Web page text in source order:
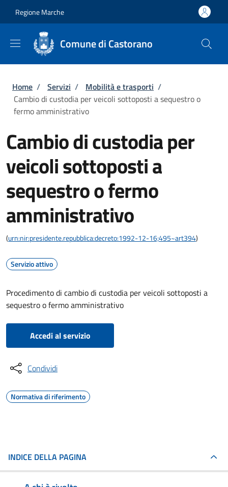
Regione Marche
Comune di Castorano
Briciole di pane
Home / Servizi / Mobilità e trasporti /
Cambio di custodia per veicoli sottoposti a sequestro o
fermo amministrativo
Cambio di custodia per
veicoli sottoposti a
sequestro o fermo
amministrativo
(urn:nir:presidente.repubblica:decreto:1992-12-16;495~art394)
Servizio attivo
Procedimento di cambio di custodia per veicoli sottoposti a
sequestro o fermo amministrativo
Accedi al servizio
Condividi
Normativa di riferimento
INDICE DELLA PAGINA